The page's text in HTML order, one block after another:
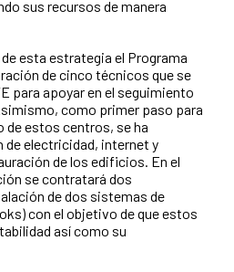
sus recursos de manera
esta estrategia el Programa
de cinco técnicos que se
para apoyar en el seguimiento
como primer paso para
estos centros, se ha
electricidad, internet y
de los edificios. En el
se contratará dos
de dos sistemas de
con el objetivo de que estos
así como su